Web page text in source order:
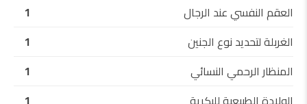
العقم النفسي عند الرجال
1
الغربلة لتحديد نوع الجنين
1
المنظار الرحمي النسائي
1